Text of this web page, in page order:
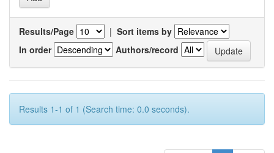
Results/Page | Sort items by
In order
Authors/record
Results 1-1 of 1 (Search time: 0.0 seconds).